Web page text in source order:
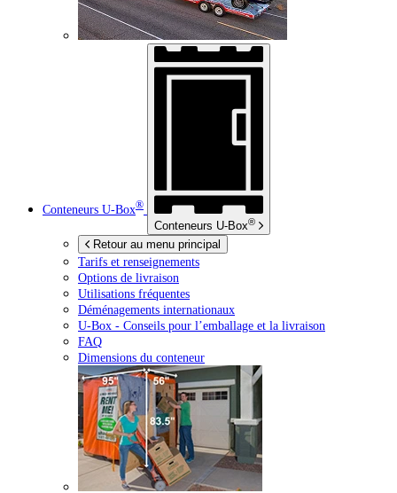
Conteneurs U-Box®
Conteneurs U-Box®
Retour au menu principal
Tarifs et renseignements
Options de livraison
Utilisations fréquentes
Déménagements internationaux
U-Box - Conseils pour l’emballage et la livraison
FAQ
Dimensions du conteneur